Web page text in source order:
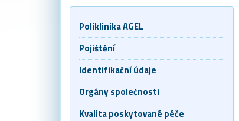
Poliklinika AGEL
Pojištění
Identifikační údaje
Orgány společnosti
Kvalita poskytované péče